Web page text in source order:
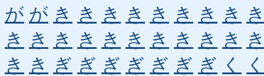
が が き き き き き き き き
き き き き き き き き き き
き き ぎ ぎ ぎ ぎ ぎ ぎ ぎ く